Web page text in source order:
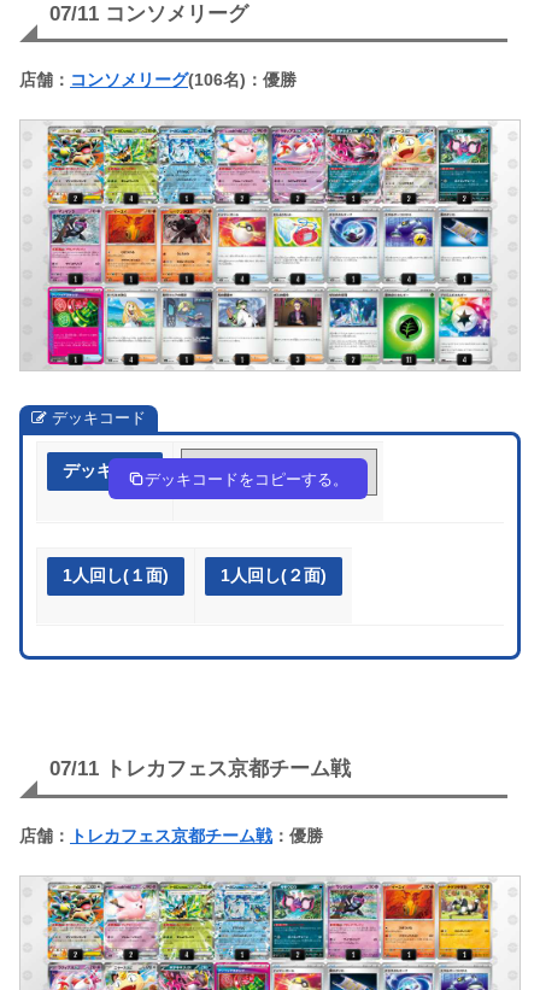
07/11 コンソメリーグ
店舗： コンソメリーグ(106名)：優勝
デッキコード
デッキ作成 LiNnig-DR3Up8-LPNN9L
デッキコードをコピーする。
1人回し(１面) 1人回し(２面)
07/11 トレカフェス京都チーム戦
店舗： トレカフェス京都チーム戦 ：優勝